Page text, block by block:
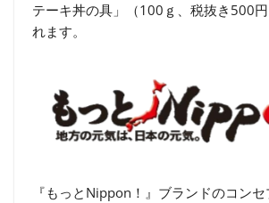
テーキ丼の具」（100ｇ、税抜き500
れます。
『もっとNippon！』ブランドのコン